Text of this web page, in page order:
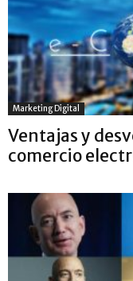
Marketing Digital
Ventajas y
comercio